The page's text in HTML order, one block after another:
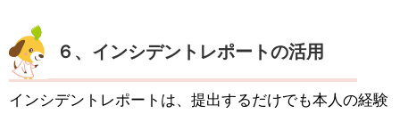
６、インシデントレポートの活用
インシデントレポートは、提出するだけでも本人の経験